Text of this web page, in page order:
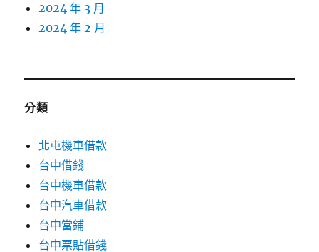
2024 年 3 月
2024 年 2 月
分類
北屯機車借款
台中借錢
台中機車借款
台中汽車借款
台中當鋪
台中票貼借錢